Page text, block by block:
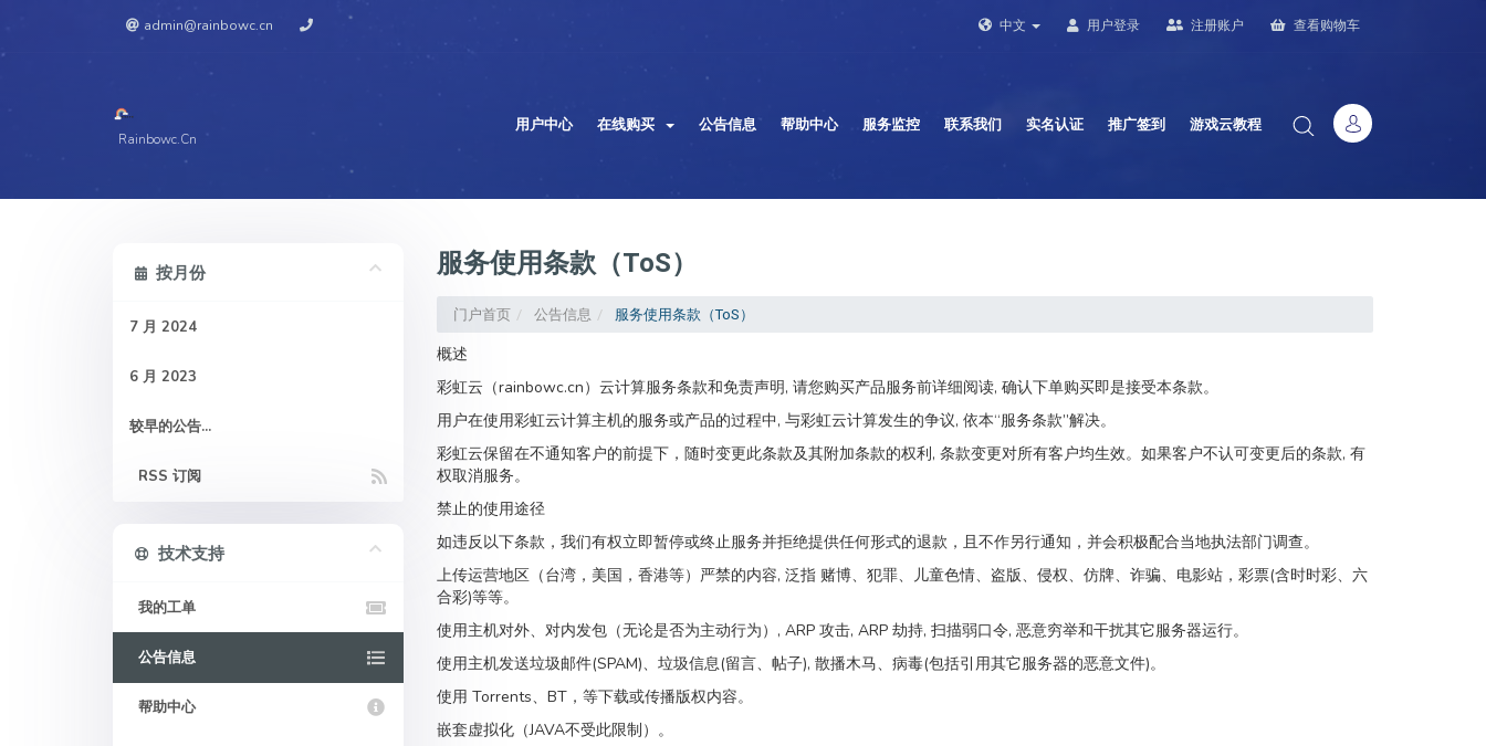
admin@rainbowc.cn 中文 用户登录 注册账户 查看购物车
Rainbowc.cn
用户中心 在线购买 公告信息 帮助中心 服务监控 联系我们 实名认证 推广签到 游戏云教程
服务使用条款（ToS）
门户首页 公告信息 服务使用条款（ToS）
按月份
7 月 2024
6 月 2023
较早的公告...
RSS 订阅
概述
彩虹云（rainbowc.cn）云计算服务条款和免责声明, 请您购买产品服务前详细阅读, 确认下单购买即是接受本条款。
用户在使用彩虹云计算主机的服务或产品的过程中, 与彩虹云计算发生的争议, 依本“服务条款”解决。
彩虹云保留在不通知客户的前提下，随时变更此条款及其附加条款的权利, 条款变更对所有客户均生效。如果客户不认可变更后的条款, 有
权取消服务。
禁止的使用途径
如违反以下条款，我们有权立即暂停或终止服务并拒绝提供任何形式的退款，且不作另行通知，并会积极配合当地执法部门调查。
上传运营地区（台湾，美国，香港等）严禁的内容, 泛指 赌博、犯罪、儿童色情、盗版、侵权、仿牌、诈骗、电影站，彩票(含时时彩、六
合彩)等等。
使用主机对外、对内发包（无论是否为主动行为）, ARP 攻击, ARP 劫持, 扫描弱口令, 恶意穷举和干扰其它服务器运行。
使用主机发送垃圾邮件(SPAM)、垃圾信息(留言、帖子), 散播木马、病毒(包括引用其它服务器的恶意文件)。
使用 Torrents、BT，等下载或传播版权内容。
嵌套虚拟化（JAVA不受此限制）。
技术支持
我的工单
公告信息
帮助中心